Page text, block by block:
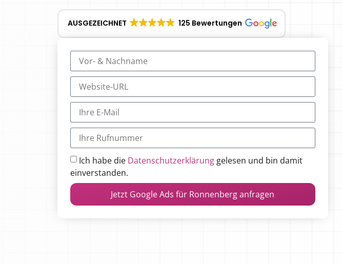
AUSGEZEICHNET 125 Bewertungen
Ich habe die Datenschutzerklärung gelesen und bin damit
einverstanden.
Jetzt Google Ads für Ronnenberg anfragen